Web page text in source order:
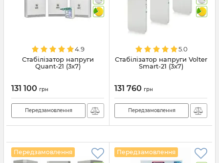
4.9
Стабілізатор напруги
Quant-21 (3х7)
131 100 грн
Передзамовлення
5.0
Стабілізатор напруги Volter
Smart-21 (3x7)
131 760 грн
Передзамовлення
Передзамовлення Передзамовлення